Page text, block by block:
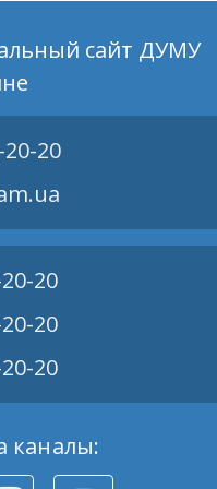
сайт ДУМУ
20
20
20
20
каналы: